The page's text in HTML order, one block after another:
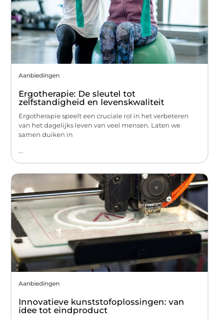
Aanbiedingen
Ergotherapie: De sleutel tot
zelfstandigheid en levenskwaliteit
Ergotherapie speelt een cruciale rol in het verbeteren
van het dagelijks leven van veel mensen. Laten we
samen duiken in
...
Aanbiedingen
Innovatieve kunststofoplossingen: van
idee tot eindproduct